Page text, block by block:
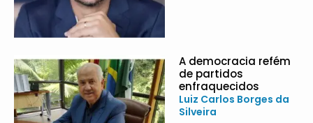
A democracia refém
de partidos
enfraquecidos
Luiz Carlos Borges da
Silveira